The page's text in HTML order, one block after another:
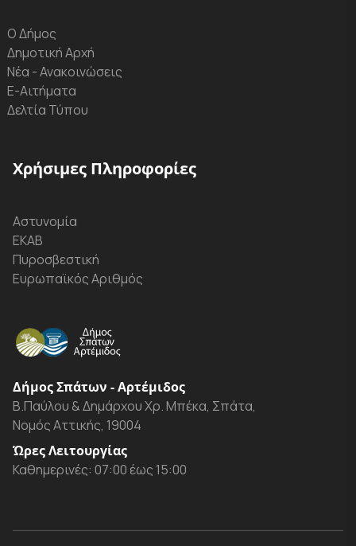
Ο Δήμος
Δημοτική Αρχή
Νέα - Ανακοινώσεις
Ε-Αιτήματα
Δελτία Τύπου
Χρήσιμες Πληροφορίες
Αστυνομία
ΕΚΑΒ
Πυροσβεστική
Ευρωπαϊκός Αριθμός
Δήμος Σπάτων - Αρτέμιδος
Β.Παύλου & Δημάρχου Χρ. Μπέκα, Σπάτα,
Νομός Αττικής, 19004
Ώρες Λειτουργίας
Καθημερινές: 07:00 έως 15:00